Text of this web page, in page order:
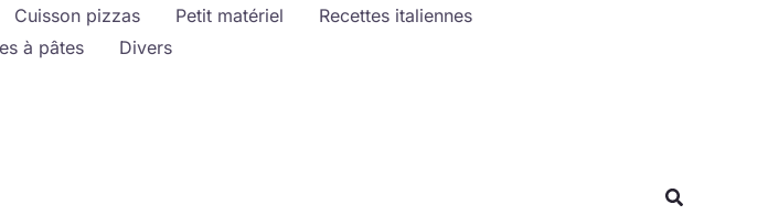
Cuisson pizzas Petit matériel
Recettes italiennes
à pâtes Divers
Rechercher